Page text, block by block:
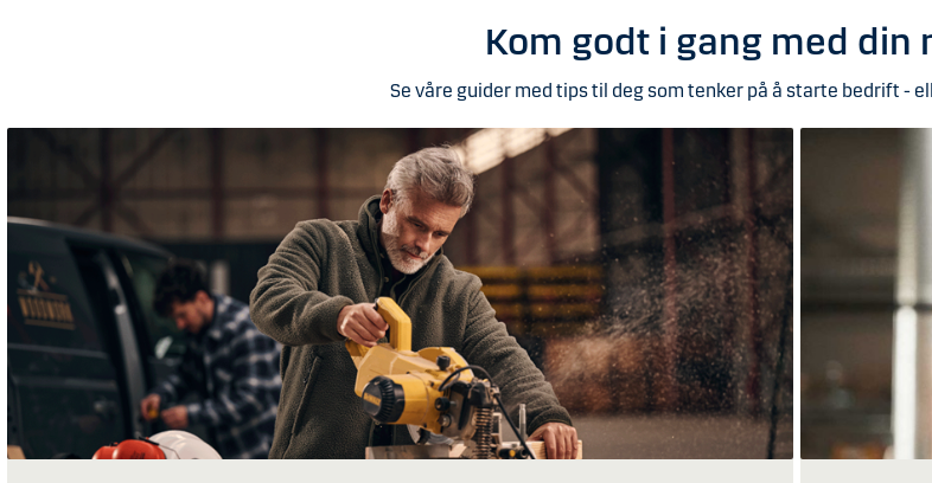
Kom godt i gang med din
Se våre guider med tips til deg som tenker på å starte bedrift -